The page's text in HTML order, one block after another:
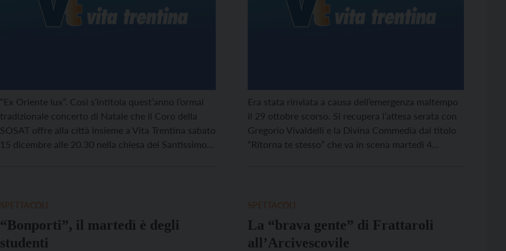
“Ex Oriente lux”. Così s’intitola quest’anno l’ormai
tradizionale concerto di Natale che il Coro della
SOSAT offre alla città insieme a Vita Trentina sabato
15 dicembre alle 20.30 nella chiesa del Santissimo
Era stata rinviata a causa dell’emergenza maltempo
il 29 ottobre scorso. Si recupera l’attesa serata con
Gregorio Vivaldelli e la Divina Commedia dal titolo
“Ritorna te stesso” che va in scena martedì 4
“Bonporti”, il martedì è degli
studenti
La “brava gente” di Frattaroli
all’Arcivescovile